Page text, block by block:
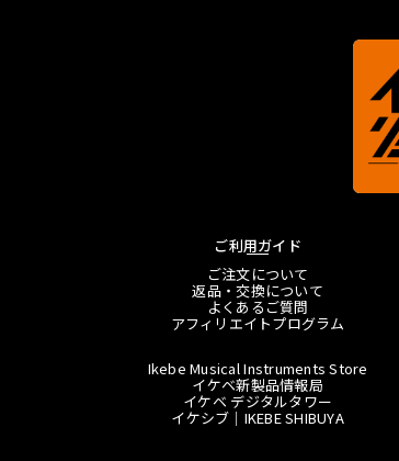
ご利用ガイド
ご注文について
返品・交換について
よくあるご質問
アフィリエイトプログラム
Ikebe Musical Instruments Store
イケベ新製品情報局
イケベ デジタルタワー
イケシブ｜IKEBE SHIBUYA